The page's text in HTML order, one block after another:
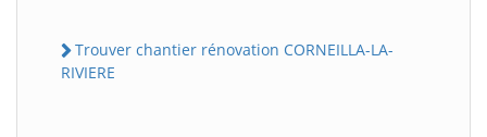
Trouver chantier rénovation CORNEILLA-LA-
RIVIERE